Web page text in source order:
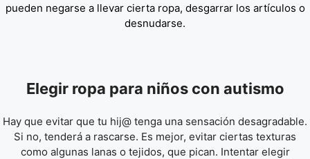
pueden negarse a llevar cierta ropa, desgarrar los artículos o
desnudarse.
Elegir ropa para niños con autismo
Hay que evitar que tu hij@ tenga una sensación desagradable.
Si no, tenderá a rascarse. Es mejor, evitar ciertas texturas
como algunas lanas o tejidos, que pican. Intentar elegir